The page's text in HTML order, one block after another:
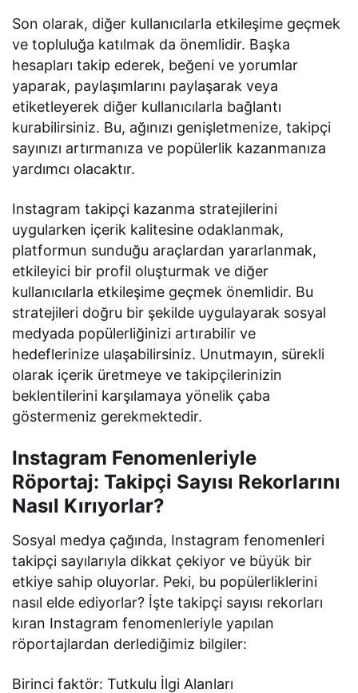
Son olarak, diğer kullanıcılarla etkileşime geçmek
ve topluluğa katılmak da önemlidir. Başka
hesapları takip ederek, beğeni ve yorumlar
yaparak, paylaşımlarını paylaşarak veya
etiketleyerek diğer kullanıcılarla bağlantı
kurabilirsiniz. Bu, ağınızı genişletmenize, takipçi
sayınızı artırmanıza ve popülerlik kazanmanıza
yardımcı olacaktır.
Instagram takipçi kazanma stratejilerini
uygularken içerik kalitesine odaklanmak,
platformun sunduğu araçlardan yararlanmak,
etkileyici bir profil oluşturmak ve diğer
kullanıcılarla etkileşime geçmek önemlidir. Bu
stratejileri doğru bir şekilde uygulayarak sosyal
medyada popülerliğinizi artırabilir ve
hedeflerinize ulaşabilirsiniz. Unutmayın, sürekli
olarak içerik üretmeye ve takipçilerinizin
beklentilerini karşılamaya yönelik çaba
göstermeniz gerekmektedir.
Instagram Fenomenleriyle
Röportaj: Takipçi Sayısı Rekorlarını
Nasıl Kırıyorlar?
Sosyal medya çağında, Instagram fenomenleri
takipçi sayılarıyla dikkat çekiyor ve büyük bir
etkiye sahip oluyorlar. Peki, bu popülerliklerini
nasıl elde ediyorlar? İşte takipçi sayısı rekorları
kıran Instagram fenomenleriyle yapılan
röportajlardan derlediğimiz bilgiler:
Birinci faktör: Tutkulu İlgi Alanları